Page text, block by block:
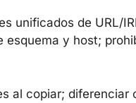
unificados de URL/
y host;
al copiar; diferenciar